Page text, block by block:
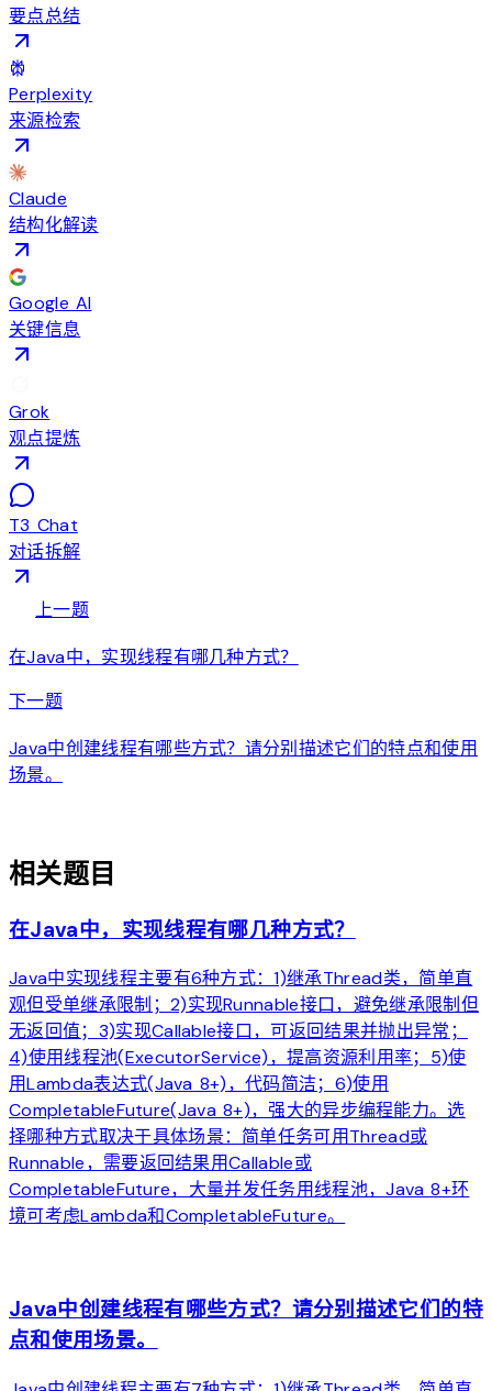
要点总结
Perplexity
来源检索
Claude
结构化解读
Google AI
关键信息
Grok
观点提炼
T3 Chat
对话拆解
上一题
在Java中，实现线程有哪几种方式？
下一题arrow_forward
Java中创建线程有哪些方式？请分别描述它们的特点和使用
场景。
相关题目
在Java中，实现线程有哪几种方式？
Java中实现线程主要有6种方式：1)继承Thread类，简单直
观但受单继承限制；2)实现Runnable接口，避免继承限制但
无返回值；3)实现Callable接口，可返回结果并抛出异常；
4)使用线程池(ExecutorService)，提高资源利用率；5)使
用Lambda表达式(Java 8+)，代码简洁；6)使用
CompletableFuture(Java 8+)，强大的异步编程能力。选
择哪种方式取决于具体场景：简单任务可用Thread或
Runnable，需要返回结果用Callable或
CompletableFuture，大量并发任务用线程池，Java 8+环
境可考虑Lambda和CompletableFuture。
Java中创建线程有哪些方式？请分别描述它们的特
点和使用场景。